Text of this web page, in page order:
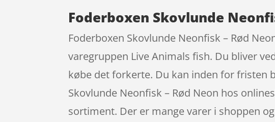
Foderboxen Skovlunde
Foderboxen Skovlunde Neonfisk – Rød
varegruppen Live Animals fish. Du bliver
købe det forkerte. Du kan inden for fristen
Skovlunde Neonfisk – Rød Neon hos
sortiment. Der er mange varer i shoppen